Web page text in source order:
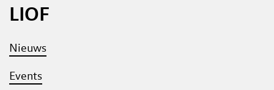
LIOF
Nieuws
Events